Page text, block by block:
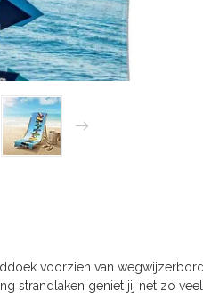
voorzien van
strandlaken geniet jij net zo